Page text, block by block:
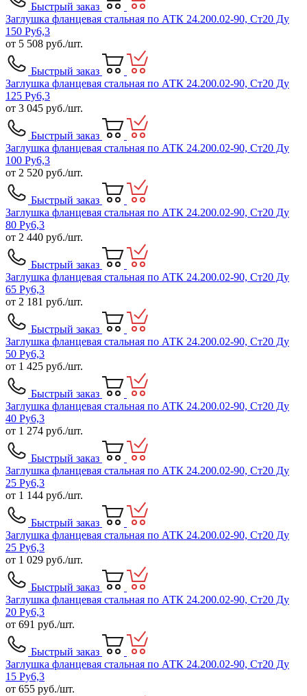
Быстрый заказ
Заглушка фланцевая стальная по АТК 24.200.02-90, Ст20 Ду
150 Ру6,3
от 5 508 руб./шт.
Быстрый заказ
Заглушка фланцевая стальная по АТК 24.200.02-90, Ст20 Ду
125 Ру6,3
от 3 045 руб./шт.
Быстрый заказ
Заглушка фланцевая стальная по АТК 24.200.02-90, Ст20 Ду
100 Ру6,3
от 2 520 руб./шт.
Быстрый заказ
Заглушка фланцевая стальная по АТК 24.200.02-90, Ст20 Ду
80 Ру6,3
от 2 440 руб./шт.
Быстрый заказ
Заглушка фланцевая стальная по АТК 24.200.02-90, Ст20 Ду
65 Ру6,3
от 2 181 руб./шт.
Быстрый заказ
Заглушка фланцевая стальная по АТК 24.200.02-90, Ст20 Ду
50 Ру6,3
от 1 425 руб./шт.
Быстрый заказ
Заглушка фланцевая стальная по АТК 24.200.02-90, Ст20 Ду
40 Ру6,3
от 1 274 руб./шт.
Быстрый заказ
Заглушка фланцевая стальная по АТК 24.200.02-90, Ст20 Ду
25 Ру6,3
от 1 144 руб./шт.
Быстрый заказ
Заглушка фланцевая стальная по АТК 24.200.02-90, Ст20 Ду
25 Ру6,3
от 1 029 руб./шт.
Быстрый заказ
Заглушка фланцевая стальная по АТК 24.200.02-90, Ст20 Ду
20 Ру6,3
от 691 руб./шт.
Быстрый заказ
Заглушка фланцевая стальная по АТК 24.200.02-90, Ст20 Ду
15 Ру6,3
от 655 руб./шт.